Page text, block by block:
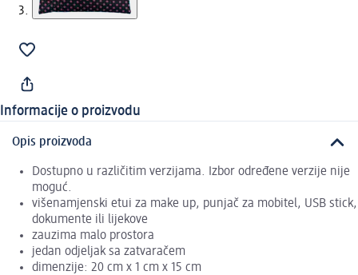
Informacije o proizvodu
Opis proizvoda
Dostupno u različitim verzijama. Izbor određene verzije nije
moguć.
višenamjenski etui za make up, punjač za mobitel, USB stick,
dokumente ili lijekove
zauzima malo prostora
jedan odjeljak sa zatvaračem
dimenzije: 20 cm x 1 cm x 15 cm